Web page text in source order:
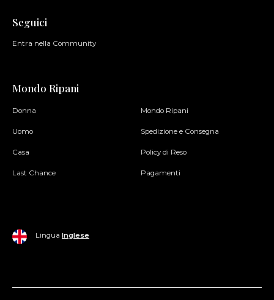
Seguici
Entra nella Community
Mondo Ripani
Donna
Uomo
Casa
Last Chance
Mondo Ripani
Spedizione e Consegna
Policy di Reso
Pagamenti
Lingua Inglese